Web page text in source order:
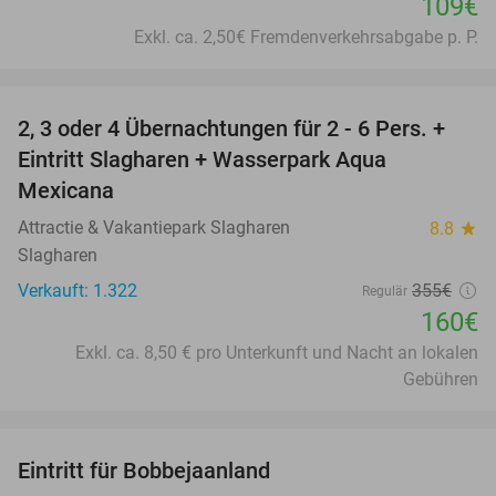
109€
Exkl. ca. 2,50€ Fremdenverkehrsabgabe p. P.
55%
2, 3 oder 4 Übernachtungen für 2 - 6 Pers. +
Eintritt Slagharen + Wasserpark Aqua
Mexicana
Attractie & Vakantiepark Slagharen 8.8 star
Slagharen
Verkauft: 1.322
Regulär 355€
160€
Exkl. ca. 8,50 € pro Unterkunft und Nacht an lokalen
Gebühren
Eintritt für Bobbejaanland